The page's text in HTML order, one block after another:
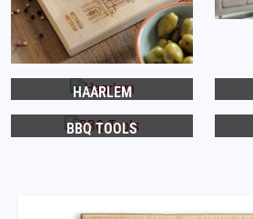
HAARLEM
BBQ TOOLS